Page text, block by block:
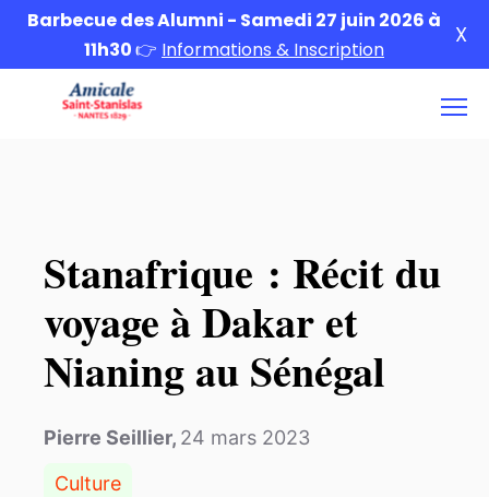
Barbecue des Alumni - Samedi 27 juin 2026 à
11h30👉 Informations & Inscription
X
Stanafrique : Récit du
voyage à Dakar et
Nianing au Sénégal
Pierre Seillier, 24 mars 2023
Culture